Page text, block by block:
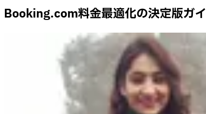
Booking.com料金最適化の決定版ガ